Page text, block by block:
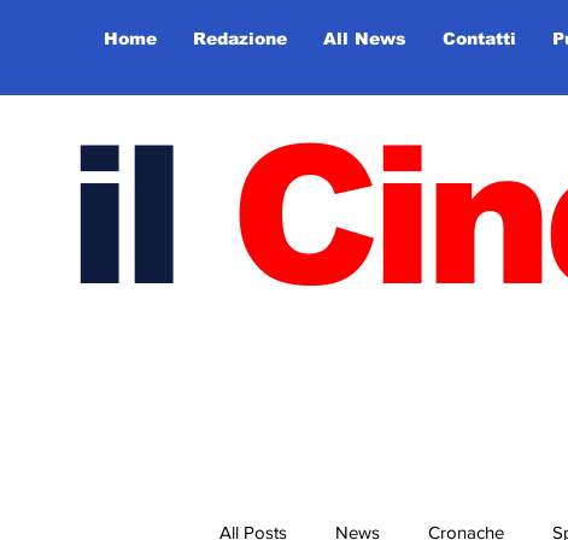
Home Redazione All News Contatti
il
All Posts News Cronache